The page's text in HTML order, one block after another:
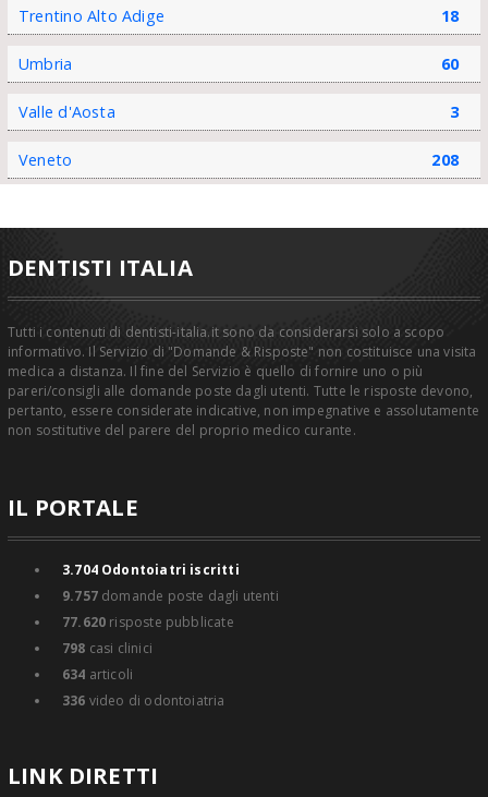
Trentino Alto Adige 18
Umbria 60
Valle d'Aosta 3
Veneto 208
DENTISTI ITALIA
Tutti i contenuti di dentisti-italia.it sono da considerarsi solo a scopo
informativo. Il Servizio di "Domande & Risposte" non costituisce una visita
medica a distanza. Il fine del Servizio è quello di fornire uno o più
pareri/consigli alle domande poste dagli utenti. Tutte le risposte devono,
pertanto, essere considerate indicative, non impegnative e assolutamente
non sostitutive del parere del proprio medico curante.
IL PORTALE
3.704Odontoiatri iscritti
9.757domande poste dagli utenti
77.620 risposte pubblicate
798 casi clinici
634 articoli
336 video di odontoiatria
LINK DIRETTI